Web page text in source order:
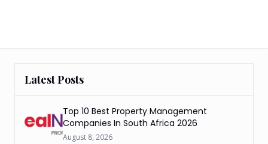
Latest Posts
Top 10 Best Property Management
Companies In South Africa 2026
August 8, 2026